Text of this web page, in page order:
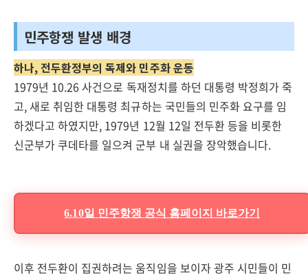
민주항쟁 발생 배경
하나, 전두환정부의 독제와 민주화 운동
1979년 10.26 사건으로 독재정치를 하던 대통령 박정희가 죽
고, 새로 취임한 대통령 최규하는 국민들의 민주화 요구를 임
하겠다고 하였지만, 1979년 12월 12일 전두환 등을 비롯한
신군부가 쿠데타를 일으켜 군부 내 실권을 장악했습니다.
6.10일 민주항쟁 공식 홈페이지 바로가기
이후 전두환이 집권하려는 움직임을 보이자 광주 시민들이 민